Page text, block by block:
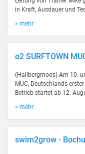
in Kraft, Ausdauer und
» mehr
o2 SURFTOWN
(Hallbergmoos) Am 10.
MUC, Deutschlands
Betrieb startet ab 12.
» mehr
swim2grow -